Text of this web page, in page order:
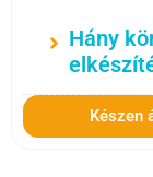
Hány
Készen